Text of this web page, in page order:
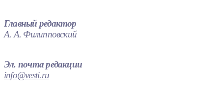
Главный редактор
А. А. Филипповский
Эл. почта редакции
info@vesti.ru